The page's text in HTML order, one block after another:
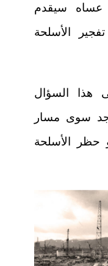
عساه سيقدم
الأسلحة
هذا السؤال
سوى مسار
حظر الأسلحة